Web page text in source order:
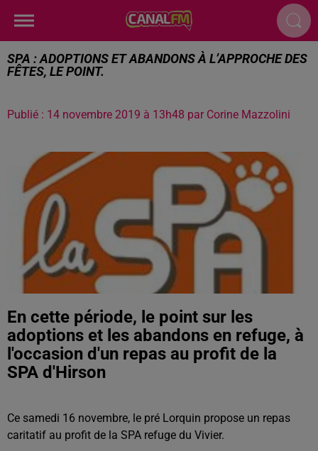
SPA : ADOPTIONS ET ABANDONS À L’APPROCHE DES
FÊTES, LE POINT.
Publié : 14 novembre 2019 à 13h48 par Corine Mazzolini
En cette période, le point sur les
adoptions et les abandons en refuge, à
l'occasion d'un repas au profit de la
SPA d'Hirson
Ce samedi 16 novembre, le pré Lorquin propose un repas
caritatif au profit de la SPA refuge du Vivier.